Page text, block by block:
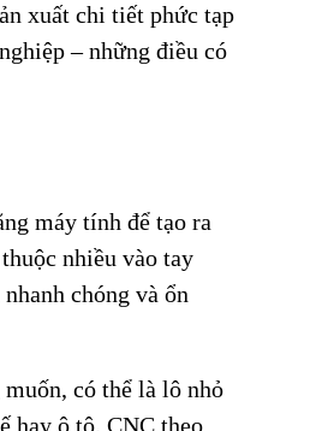
xuất chi tiết phức tạp
– những điều có
máy tính để tạo ra
nhiều vào tay
chóng và ổn
có thể là lô nhỏ
hay ô tô. CNC theo